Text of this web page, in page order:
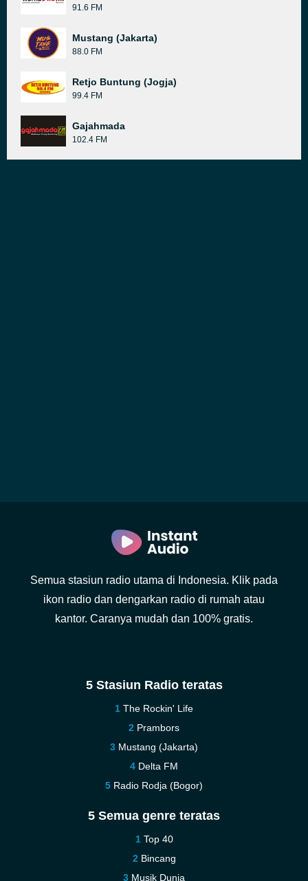
91.6 FM
Mustang (Jakarta)
88.0 FM
Retjo Buntung (Jogja)
99.4 FM
Gajahmada
102.4 FM
Semua stasiun radio utama di Indonesia. Klik pada
ikon radio dan dengarkan radio di rumah atau
kantor. Caranya mudah dan 100% gratis.
5 Stasiun Radio teratas
The Rockin' Life
Prambors
Mustang (Jakarta)
Delta FM
Radio Rodja (Bogor)
5 Semua genre teratas
Top 40
Bincang
Musik Dunia